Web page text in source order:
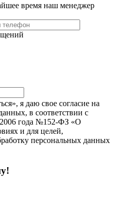
время наш менеджер
я даю свое согласие на
в соответствии с
года №152-ФЗ «О
и для целей,
персональных данных